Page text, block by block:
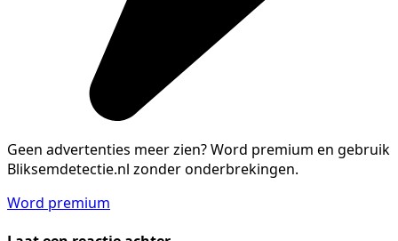
Geen advertenties meer zien?Word premium en gebruik
Bliksemdetectie.nl zonder onderbrekingen.
Word premium